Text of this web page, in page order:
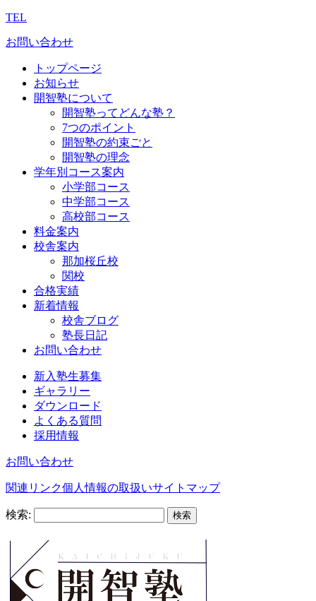
TEL
お問い合わせ
トップページ
お知らせ
開智塾について
開智塾ってどんな塾？
7つのポイント
開智塾の約束ごと
開智塾の理念
学年別コース案内
小学部コース
中学部コース
高校部コース
料金案内
校舎案内
那加桜丘校
関校
合格実績
新着情報
校舎ブログ
塾長日記
お問い合わせ
新入塾生募集
ギャラリー
ダウンロード
よくある質問
採用情報
お問い合わせ
関連リンク個人情報の取扱いサイトマップ
検索: